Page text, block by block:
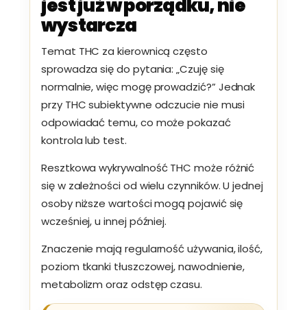
jest już w porządku, nie
wystarcza
Temat THC za kierownicą często
sprowadza się do pytania: „Czuję się
normalnie, więc mogę prowadzić?” Jednak
przy THC subiektywne odczucie nie musi
odpowiadać temu, co może pokazać
kontrola lub test.
Resztkowa wykrywalność THC może różnić
się w zależności od wielu czynników. U jednej
osoby niższe wartości mogą pojawić się
wcześniej, u innej później.
Znaczenie mają regularność używania, ilość,
poziom tkanki tłuszczowej, nawodnienie,
metabolizm oraz odstęp czasu.